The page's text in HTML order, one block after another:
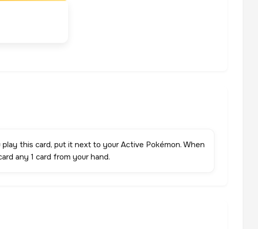
this card, put it next to your Active Pokémon. When
any 1 card from your hand.